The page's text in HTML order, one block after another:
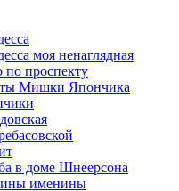
моя ненаглядная
проспекту
Мишки Япончика
в доме Шнеерсона
именины